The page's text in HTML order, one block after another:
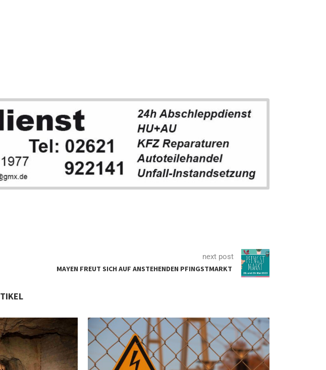
next post
MAYEN FREUT SICH AUF ANSTEHENDEN PFINGSTMARKT